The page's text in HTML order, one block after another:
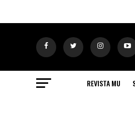
REVISTA MU